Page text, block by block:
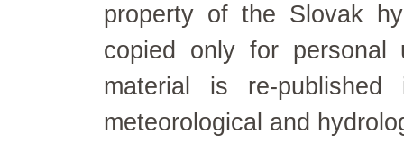
property of the Slovak
copied only for personal
material is re-
meteorological and